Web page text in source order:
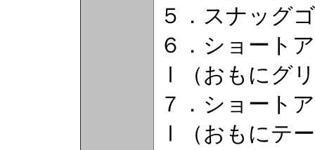
５．スナッグ
６．ショート
Ⅰ（おもにグ
７．ショート
Ⅰ（おもにテ